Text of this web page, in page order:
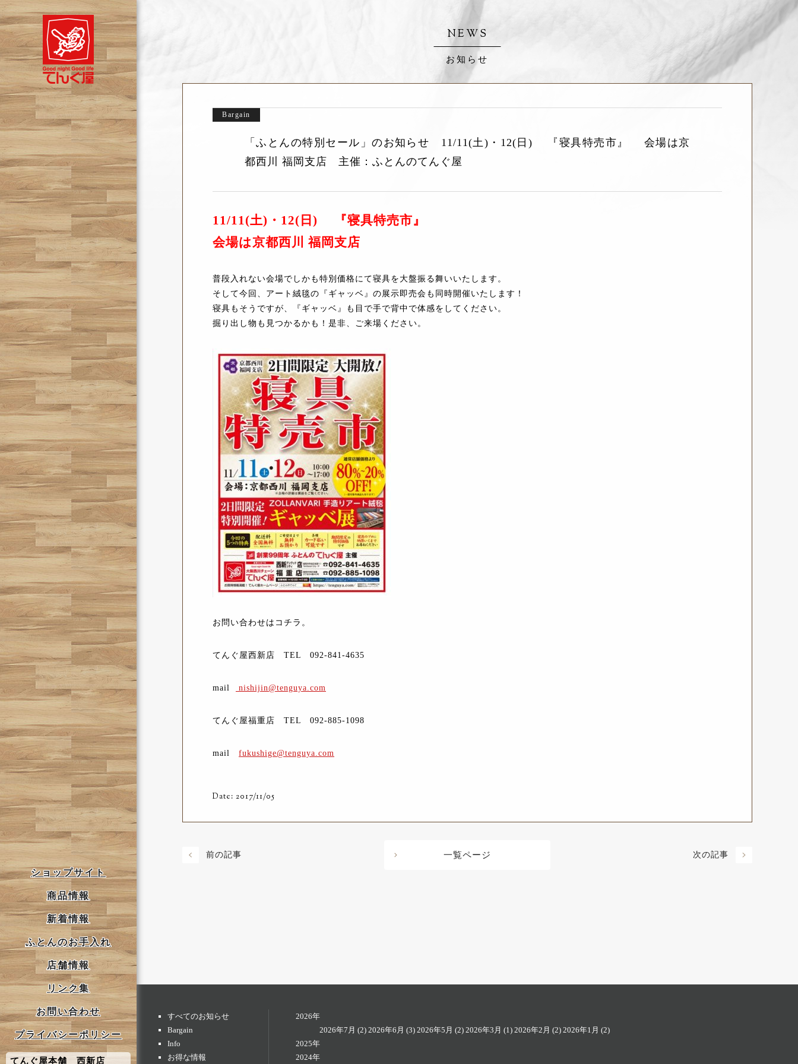
ショップサイト
商品情報
新着情報
ふとんのお手入れ
店舗情報
リンク集
お問い合わせ
プライバシーポリシー
てんぐ屋本舗 西新店
NEWS
お知らせ
「ふとんの特別セール」のお知らせ 11/11(土)・12(日) 『寝具特売市』 会場は京
都西川 福岡支店 主催：ふとんのてんぐ屋
Bargain
11/11(土)・12(日) 『寝具特売市』
会場は京都西川 福岡支店
普段入れない会場でしかも特別価格にて寝具を大盤振る舞いいたします。
そして今回、アート絨毯の『ギャッベ』の展示即売会も同時開催いたします！
寝具もそうですが、『ギャッベ』も目で手で背中で体感をしてください。
掘り出し物も見つかるかも！是非、ご来場ください。
お問い合わせはコチラ。
てんぐ屋西新店 TEL 092-841-4635
mail nishijin@tenguya.com
てんぐ屋福重店 TEL 092-885-1098
mail fukushige@tenguya.com
Date: 2017/11/05
前の記事 次の記事
一覧ページ
すべてのお知らせ
Bargain
Info
お得な情報
2026年
2026年7月 (2) 2026年6月 (3) 2026年5月 (2) 2026年3月 (1) 2026年2月 (2) 2026年1月 (2)
2025年
2024年